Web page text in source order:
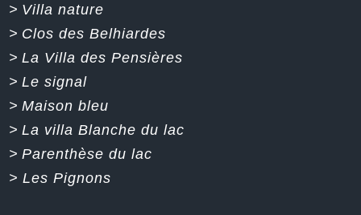
> Villa nature
> Clos des Belhiardes
>La Villa des Pensières
>Le signal
>Maison bleu
>La villa Blanche du lac
>Parenthèse du lac
> Les Pignons